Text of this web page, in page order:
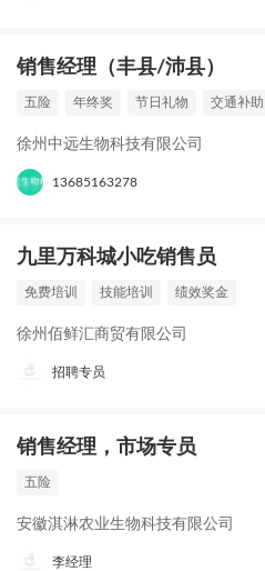
销售经理（丰县/沛县）
五险 年终奖 节日礼物 交通补助
徐州中远生物科技有限公司
13685163278
九里万科城小吃销售员
免费培训 技能培训 绩效奖金
徐州佰鲜汇商贸有限公司
招聘专员
销售经理，市场专员
五险
安徽淇淋农业生物科技有限公司
李经理